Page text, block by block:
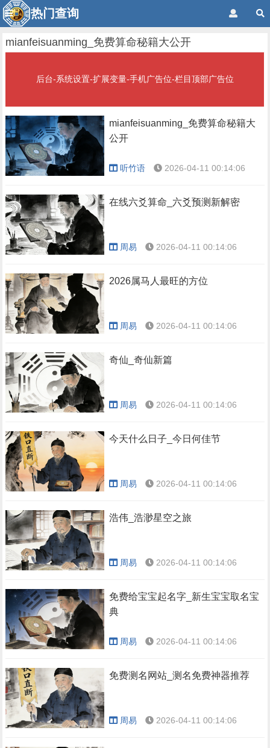
热门查询
mianfeisuanming_免费算命秘籍大公开
后台-系统设置-扩展变量-手机广告位-栏目顶部广告位
mianfeisuanming_免费算命秘籍大
公开
听竹语 2026-04-11 00:14:06
在线六爻算命_六爻预测新解密
周易 2026-04-11 00:14:06
2026属马人最旺的方位
周易 2026-04-11 00:14:06
奇仙_奇仙新篇
周易 2026-04-11 00:14:06
今天什么日子_今日何佳节
周易 2026-04-11 00:14:06
浩伟_浩渺星空之旅
周易 2026-04-11 00:14:06
免费给宝宝起名字_新生宝宝取名宝
典
周易 2026-04-11 00:14:06
免费测名网站_测名免费神器推荐
周易 2026-04-11 00:14:06